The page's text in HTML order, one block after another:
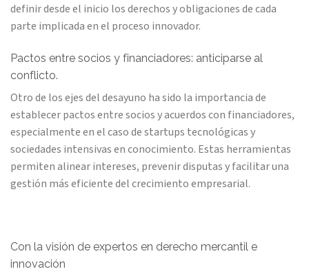
definir desde el inicio los derechos y obligaciones de cada
parte implicada en el proceso innovador.
Pactos entre socios y financiadores: anticiparse al
conflicto.
Otro de los ejes del desayuno ha sido la importancia de
establecer pactos entre socios y acuerdos con financiadores,
especialmente en el caso de startups tecnológicas y
sociedades intensivas en conocimiento. Estas herramientas
permiten alinear intereses, prevenir disputas y facilitar una
gestión más eficiente del crecimiento empresarial.
Con la visión de expertos en derecho mercantil e
innovación